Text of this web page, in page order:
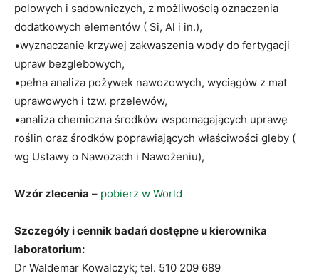
polowych i sadowniczych, z możliwością oznaczenia
dodatkowych elementów ( Si, Al i in.),
•wyznaczanie krzywej zakwaszenia wody do fertygacji
upraw bezglebowych,
•pełna analiza pożywek nawozowych, wyciągów z mat
uprawowych i tzw. przelewów,
•analiza chemiczna środków wspomagających uprawę
roślin oraz środków poprawiających właściwości gleby (
wg Ustawy o Nawozach i Nawożeniu),
Wzór zlecenia – pobierz w World
Szczegóły i cennik badań dostępne u kierownika
laboratorium:
Dr Waldemar Kowalczyk; tel. 510 209 689